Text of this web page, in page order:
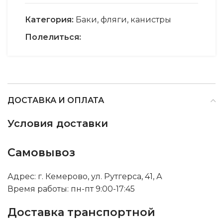
Категория: Баки, фляги, канистры
Полелиться:
ДОСТАВКА И ОПЛАТА
Условия доставки
Самовывоз
Адрес: г. Кемерово, ул. Рутгерса, 41, А
Время работы: пн-пт 9:00-17:45
Доставка транспортной